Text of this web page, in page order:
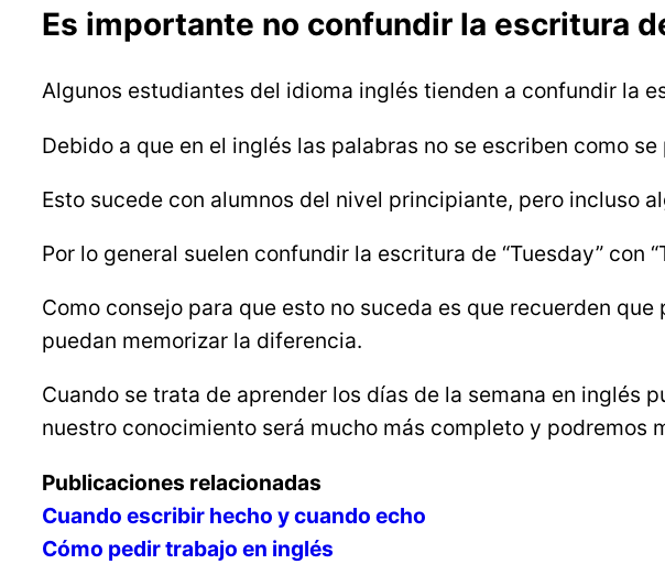
Es importante no confundir la escritura
Algunos estudiantes del idioma inglés tienden a confundir la
Debido a que en el inglés las palabras no se escriben como
Esto sucede con alumnos del nivel principiante, pero incluso
Por lo general suelen confundir la escritura de “Tuesday” con
Como consejo para que esto no suceda es que recuerden
puedan memorizar la diferencia.
Cuando se trata de aprender los días de la semana en inglés
nuestro conocimiento será mucho más completo y podremos
Publicaciones relacionadas
Cuando escribir hecho y cuando echo
Cómo pedir trabajo en inglés